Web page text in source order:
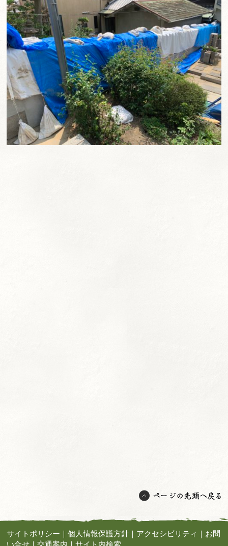
サイトポリシー ｜個人情報保護方針 ｜ アクセシビリティ ｜ お問
い合せ ｜交通案内 ｜サイト内検索